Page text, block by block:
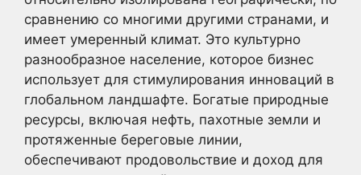
сравнению со многими другими странами, и
имеет умеренный климат. Это культурно
разнообразное население, которое бизнес
использует для стимулирования инноваций в
глобальном ландшафте. Богатые природные
ресурсы, включая нефть, пахотные земли и
протяженные береговые линии,
обеспечивают продовольствие и доход для